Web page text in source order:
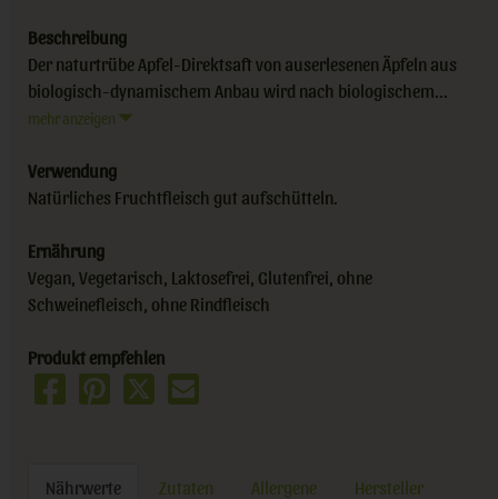
Beschreibung
Der naturtrübe Apfel-Direktsaft von auserlesenen Äpfeln aus
biologisch-dynamischem Anbau wird nach biologischem...
mehr anzeigen
Verwendung
Natürliches Fruchtfleisch gut aufschütteln.
Ernährung
Vegan, Vegetarisch, Laktosefrei, Glutenfrei, ohne
Schweinefleisch, ohne Rindfleisch
Produkt empfehlen
Nährwerte Zutaten Allergene Hersteller